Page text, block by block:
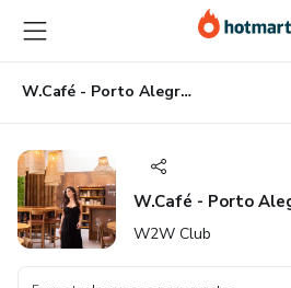
para
o
conteúdo
principal
para
o
pagamento
para
o
rodapé
W.Café - Porto Alegre [10/02/2023]
W.Café - Porto
W2W Club